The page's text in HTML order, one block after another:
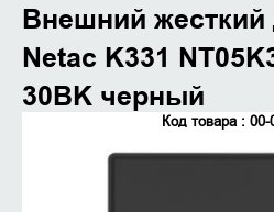
Внешний жесткий
Netac K331
30BK черный
Код товара : 00-